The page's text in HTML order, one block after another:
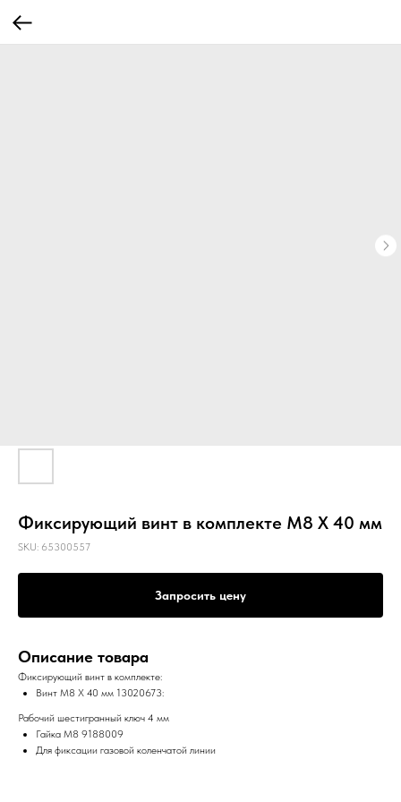
Фиксирующий винт в комплекте M8 X 40 мм
SKU: 65300557
Запросить цену
Описание товара
Фиксирующий винт в комплекте:
Винт M8 X 40 мм 13020673:
Рабочий шестигранный ключ 4 мм
Гайка M8 9188009
Для фиксации газовой коленчатой линии